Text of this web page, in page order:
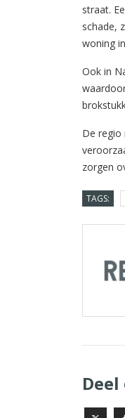
straat.
schade,
woning
Ook in
De regio
zorgen
TAGS: